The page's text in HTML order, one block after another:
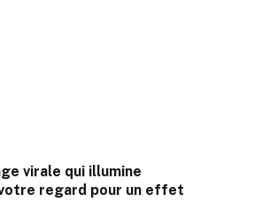
virale qui illumine
regard pour un effet